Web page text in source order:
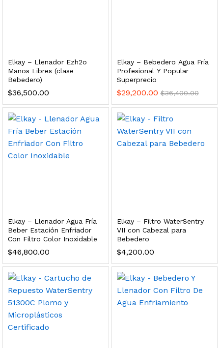
Elkay – Llenador Ezh2o
Manos Libres (clase
Bebedero)
$36,500.00
Elkay – Bebedero Agua Fría
Profesional Y Popular
Superprecio
$29,200.00 $36,400.00
Elkay – Llenador Agua Fría
Beber Estación Enfriador
Con Filtro Color Inoxidable
$46,800.00
Elkay – Filtro WaterSentry
VII con Cabezal para
Bebedero
$4,200.00
L/h, con filtración Welltek WT-WFS600-3S
Leer más
grifo y filtración Welltek WT-PWDF-600A
filtración, UV y contador Welltek WT-WFS-BF
Leer más
y filtración Welltek WT-WDF-30M